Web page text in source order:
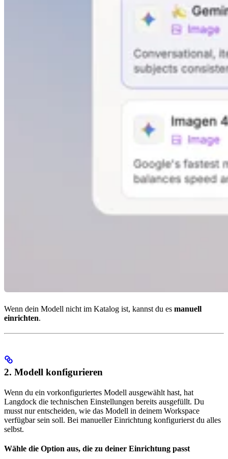
Wenn dein Modell nicht im Katalog ist, kannst du es manuell
einrichten.
2. Modell konfigurieren
Wenn du ein vorkonfiguriertes Modell ausgewählt hast, hat
Langdock die technischen Einstellungen bereits ausgefüllt. Du
musst nur entscheiden, wie das Modell in deinem Workspace
verfügbar sein soll. Bei manueller Einrichtung konfigurierst du alles
selbst.
Wähle die Option aus, die zu deiner Einrichtung passt